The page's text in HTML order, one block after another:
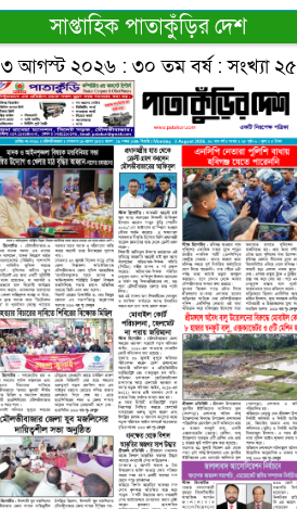
সাপ্তাহিক পাতাকুঁড়ির দেশ
৩ আগস্ট ২০২৬ : ৩০ তম বর্ষ : সংখ্যা ২৫